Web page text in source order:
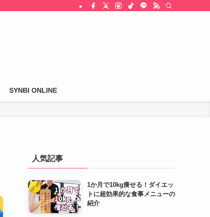
SYNBI ONLINE
人気記事
1か月で10kg痩せる！ダイエッ
トに超効果的な食事メニューの
紹介